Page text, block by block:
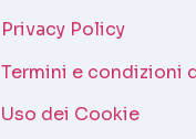
Privacy Policy
Termini e condizioni
Uso dei Cookie